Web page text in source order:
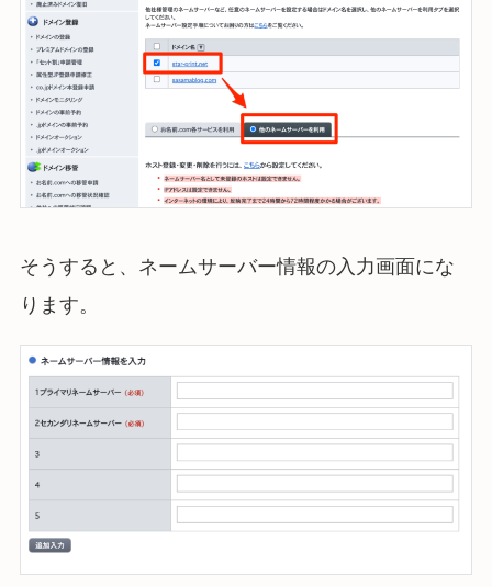
そうすると、ネームサーバー情報の入力画面にな
ります。